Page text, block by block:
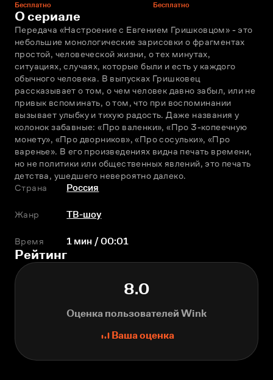
Бесплатно Бесплатно
О сериале
Передача «Настроение с Евгением Гришковцом» - это
небольшие монологические зарисовки о фрагментах
простой, человеческой жизни, о тех минутах,
ситуациях, случаях, которые были и есть у каждого
обычного человека. В выпусках Гришковец
рассказывает о том, о чем человек давно забыл, или не
привык вспоминать, о том, что при воспоминании
вызывает улыбку и тихую радость. Даже названия у
колонок забавные: «Про валенки», «Про 3-копеечную
монету», «Про дворников», «Про сосульки», «Про
варенье». В его произведениях видна печать времени,
но не политики или общественных явлений, это печать
детства, ушедшего невероятно далеко.
Страна
Россия
Жанр ТВ-шоу
Время 1 мин / 00:01
Рейтинг
8.0
Оценка пользователей Wink
Ваша оценка